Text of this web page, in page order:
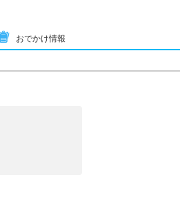
おでかけ情報